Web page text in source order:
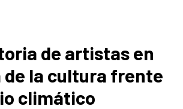
de artistas en
de la cultura frente
climático